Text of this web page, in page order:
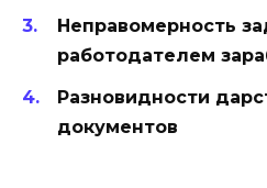
Неправомерность
работодателем
Разновидности
документов